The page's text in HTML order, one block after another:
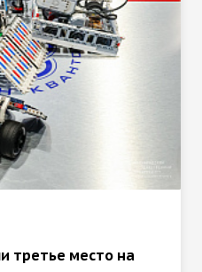
третье место на